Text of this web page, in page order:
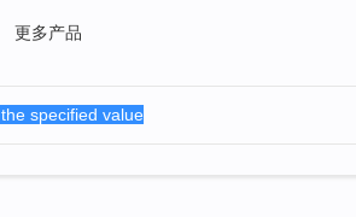
更多产品